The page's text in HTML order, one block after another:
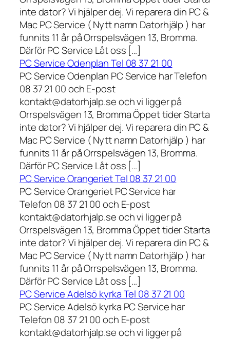
inte dator? Vi hjälper dej. Vi reparera din PC &
Mac PC Service ( Nytt namn Datorhjälp ) har
funnits 11 år på Orrspelsvägen 13, Bromma.
Därför PC Service Låt oss […]
PC Service Odenplan Tel 08 37 21 00
PC Service Odenplan PC Service har Telefon
08 37 21 00 och E-post
kontakt@datorhjalp.se och vi ligger på
Orrspelsvägen 13, Bromma Öppet tider Starta
inte dator? Vi hjälper dej. Vi reparera din PC &
Mac PC Service ( Nytt namn Datorhjälp ) har
funnits 11 år på Orrspelsvägen 13, Bromma.
Därför PC Service Låt oss […]
PC Service Orangeriet Tel 08 37 21 00
PC Service Orangeriet PC Service har
Telefon 08 37 21 00 och E-post
kontakt@datorhjalp.se och vi ligger på
Orrspelsvägen 13, Bromma Öppet tider Starta
inte dator? Vi hjälper dej. Vi reparera din PC &
Mac PC Service ( Nytt namn Datorhjälp ) har
funnits 11 år på Orrspelsvägen 13, Bromma.
Därför PC Service Låt oss […]
PC Service Adelsö kyrka Tel 08 37 21 00
PC Service Adelsö kyrka PC Service har
Telefon 08 37 21 00 och E-post
kontakt@datorhjalp.se och vi ligger på